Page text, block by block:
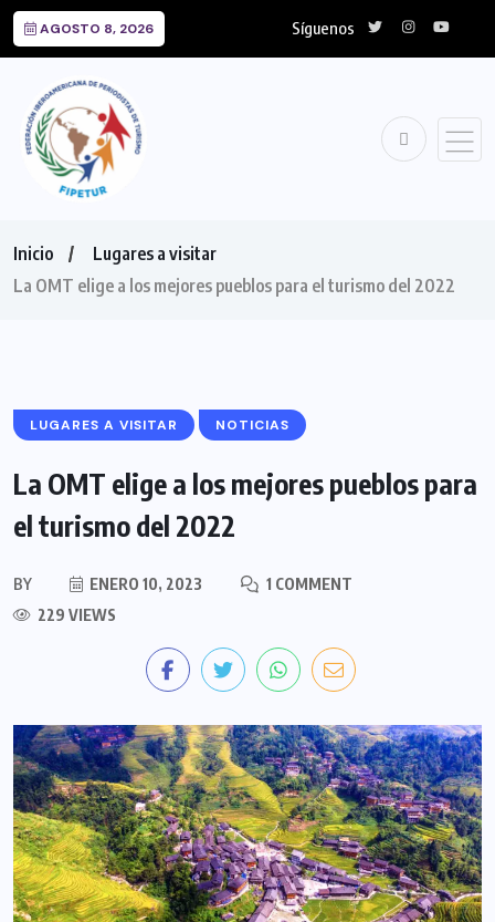
AGOSTO 8, 2026 Síguenos
Inicio
Lugares a visitar
La OMT elige a los mejores pueblos para el turismo del 2022
LUGARES A VISITAR NOTICIAS
La OMT elige a los mejores pueblos para
el turismo del 2022
BY ENERO 10, 2023
1 COMMENT
229 VIEWS